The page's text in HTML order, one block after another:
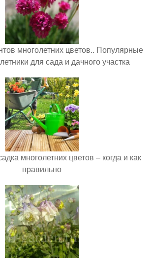
многолетних цветов.. Популярные
для сада и дачного участка
многолетних цветов – когда и как
правильно